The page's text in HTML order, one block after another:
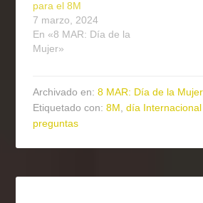
para el 8M
7 marzo, 2024
En «8 MAR: Día de la
Mujer»
Archivado en:8 MAR: Día de la Mujer,
Etiquetado con:8M ,día
preguntas